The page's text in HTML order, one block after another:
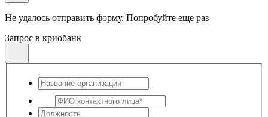
Не удалось отправить форму. Попробуйте еще раз
Запрос в криобанк